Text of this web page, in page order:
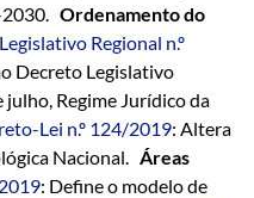
Ordenamento do
Regional n.º
Decreto Legislativo
julho, Regime Jurídico da
Lei n.º 124/2019: Altera
Nacional. Áreas
: Define o modelo de